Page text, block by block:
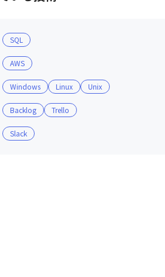
できる
SQL
AWS
Windows Linux Unix
Backlog Trello
Slack